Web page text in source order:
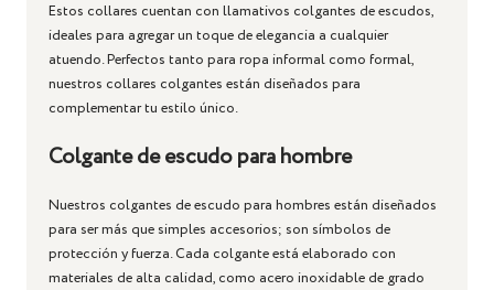
Estos collares cuentan con llamativos colgantes de escudos,
ideales para agregar un toque de elegancia a cualquier
atuendo. Perfectos tanto para ropa informal como formal,
nuestros collares colgantes están diseñados para
complementar tu estilo único.
Colgante de escudo para hombre
Nuestros colgantes de escudo para hombres están diseñados
para ser más que simples accesorios; son símbolos de
protección y fuerza. Cada colgante está elaborado con
materiales de alta calidad, como acero inoxidable de grado